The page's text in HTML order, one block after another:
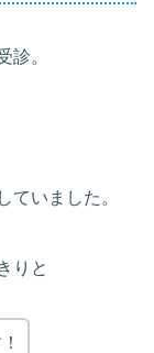
診。
ていました。
りと